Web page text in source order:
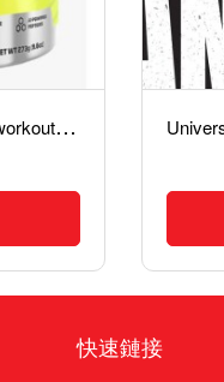
C
ellucor C4 Original Pre-workout 一氧化氮粉 30份
快速鏈接